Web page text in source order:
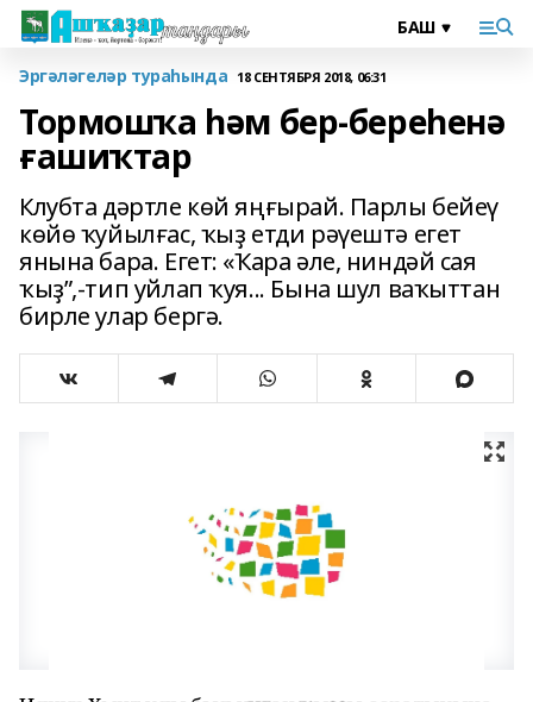
Эргәләгеләр тураһында 18 СЕНТЯБРЯ 2018, 06:31
Тормошҡа һәм бер-береһенә
ғашиҡтар
Клубта дәртле көй яңғырай. Парлы бейеү
көйө ҡуйылғас, ҡыҙ етди рәүештә егет
янына бара. Егет: «Ҡара әле, ниндәй сая
ҡыҙ”,-тип уйлап ҡуя... Бына шул ваҡыттан
бирле улар бергә.